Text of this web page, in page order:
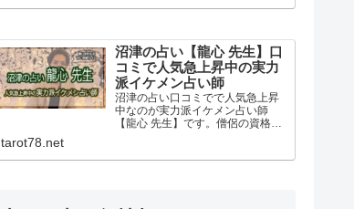
と驚かされます。野末陳平さんの
沼津の占い【龍心 先生】口
コミで人気急上昇中の実力
派イケメン占い師
沼津の占い口コミでで人気急上昇
中なのが実力派イケメン占い師
【龍心 先生】です。僧侶の資格も
日々幅広い相談があります。占い
tarot78.net